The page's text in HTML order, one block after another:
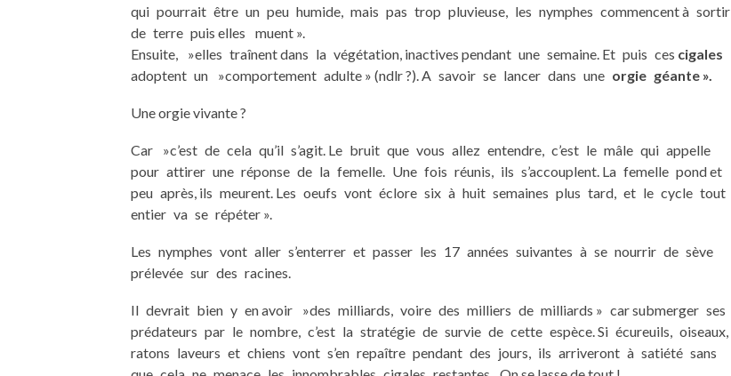
qui pourrait être un peu humide, mais pas trop pluvieuse, les nymphes commencent à sortir
de terre puis elles muent ».
Ensuite, »elles traînent dans la végétation, inactives pendant une semaine. Et puis ces cigales
adoptent un »comportement adulte » (ndlr ?). A savoir se lancer dans une orgie géante ».
Une orgie vivante ?
Car »c’est de cela qu’il s’agit. Le bruit que vous allez entendre, c’est le mâle qui appelle
pour attirer une réponse de la femelle. Une fois réunis, ils s’accouplent. La femelle pond et
peu après, ils meurent. Les oeufs vont éclore six à huit semaines plus tard, et le cycle tout
entier va se répéter ».
Les nymphes vont aller s’enterrer et passer les 17 années suivantes à se nourrir de sève
prélevée sur des racines.
Il devrait bien y en avoir »des milliards, voire des milliers de milliards » car submerger ses
prédateurs par le nombre, c’est la stratégie de survie de cette espèce. Si écureuils, oiseaux,
ratons laveurs et chiens vont s’en repaître pendant des jours, ils arriveront à satiété sans